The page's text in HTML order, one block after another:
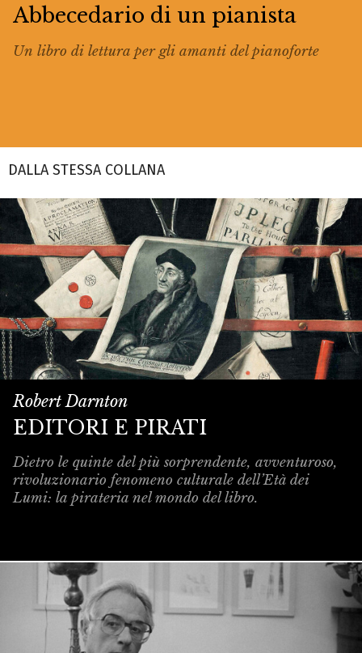
Abbecedario di un pianista
Un libro di lettura per gli amanti del pianoforte
DALLA STESSA COLLANA
Robert Darnton
EDITORI E PIRATI
Dietro le quinte del più sorprendente, avventuroso,
rivoluzionario fenomeno culturale dell’Età dei
Lumi: la pirateria nel mondo del libro.